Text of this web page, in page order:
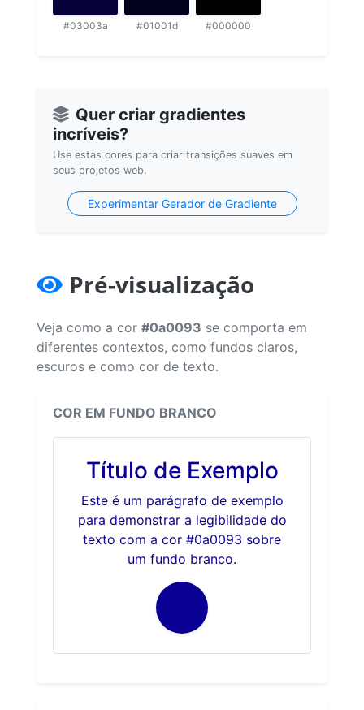
#03003a #01001d #000000
Quer criar gradientes
incríveis?
Use estas cores para criar transições suaves em
seus projetos web.
Experimentar Gerador de Gradiente
Pré-visualização
Veja como a cor #0a0093 se comporta em
diferentes contextos, como fundos claros,
escuros e como cor de texto.
COR EM FUNDO BRANCO
Título de Exemplo
Este é um parágrafo de exemplo
para demonstrar a legibilidade do
texto com a cor #0a0093 sobre
um fundo branco.